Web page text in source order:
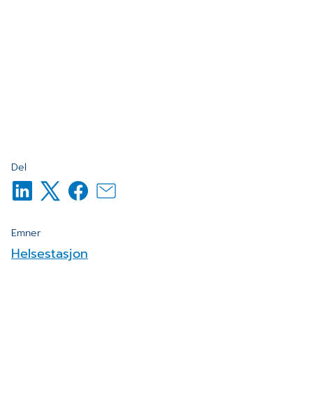
Del
Emner
Helsestasjon